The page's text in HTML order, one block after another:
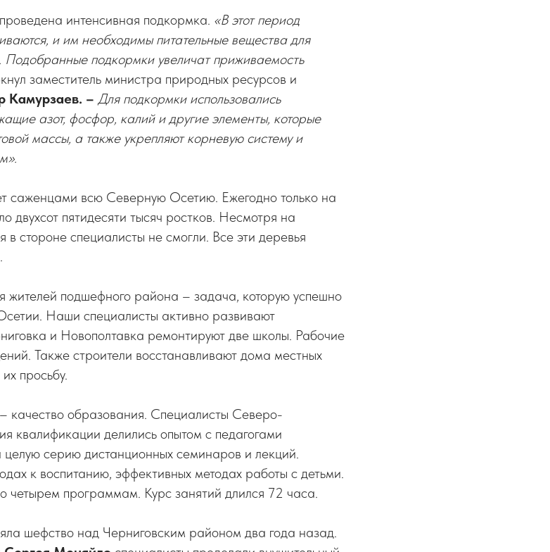
интенсивная подкормка. «В этот период
и им необходимы питательные вещества для
подкормки увеличат приживаемость
заместитель министра природных ресурсов и
Камурзаев. – Для подкормки использовались
азот, фосфор, калий и другие элементы, которые
массы, а также укрепляют корневую систему и
саженцами всю Северную Осетию. Ежегодно только на
двухсот пятидесяти тысяч ростков. Несмотря на
стороне специалисты не смогли. Все эти деревья
жителей подшефного района – задача, которую успешно
Наши специалисты активно развивают
и Новополтавка ремонтируют две школы. Рабочие
Также строители восстанавливают дома местных
просьбу.
образования. Специалисты Северо-
квалификации делились опытом с педагогами
серию дистанционных семинаров и лекций.
к воспитанию, эффективных методах работы с детьми.
четырем программам. Курс занятий длился 72 часа.
шефство над Черниговским районом два года назад.